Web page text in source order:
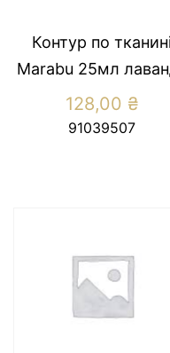
Контур по
Marabu 25мл
128,00 ₴
91039507